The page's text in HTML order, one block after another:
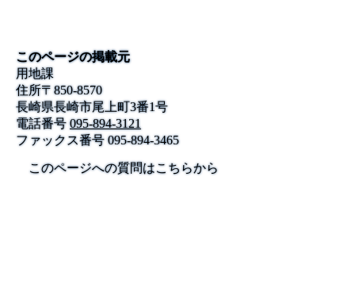
このページの掲載元
用地課
住所〒850-8570
長崎県長崎市尾上町3番1号
電話番号 095-894-3121
ファックス番号095-894-3465
このページへの質問はこちらから